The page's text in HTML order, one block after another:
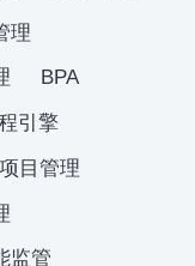
理
BPA
引擎
项目管理
监管